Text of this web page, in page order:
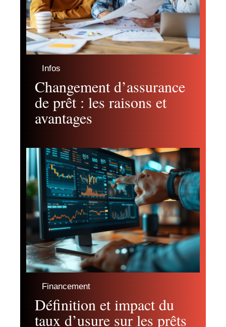
Infos
Changement d’assurance
de prêt : les raisons et
avantages
Financement
Définition et impact du
taux d’usure sur les prêts